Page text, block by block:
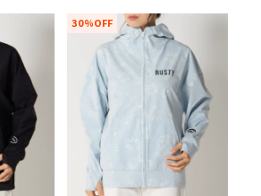
30%OFF